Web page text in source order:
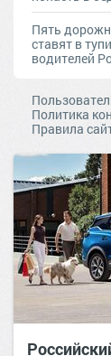
Пять
ставят в
водителей
Политика
Правила